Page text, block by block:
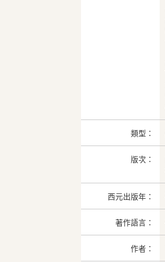
類型：
版次：
西元出版年：
著作語言：
作者：